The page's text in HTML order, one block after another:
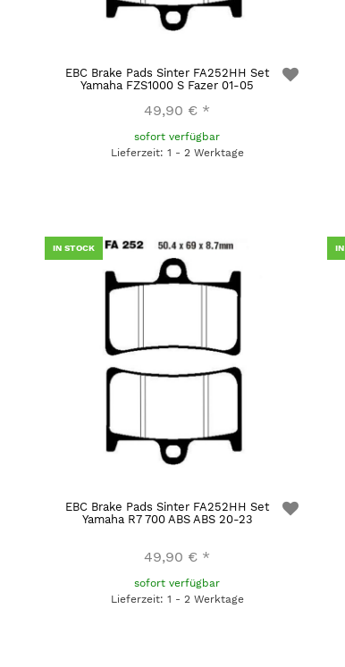
EBC Brake Pads Sinter FA252HH Set
Yamaha FZS1000 S Fazer 01-05
49,90 € *
sofort verfügbar
Lieferzeit: 1 - 2 Werktage
IN STOCK
EBC Brake Pads Sinter FA252HH Set
Yamaha R7 700 ABS ABS 20-23
49,90 € *
sofort verfügbar
Lieferzeit: 1 - 2 Werktage